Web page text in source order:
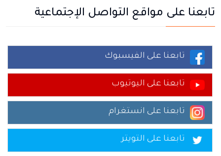
تابعنا على مواقع التواصل الإجتماعية
تابعنا على الفيسبوك
تابعنا على اليوتيوب
تابعنا على انستغرام
تابعنا على التويتر